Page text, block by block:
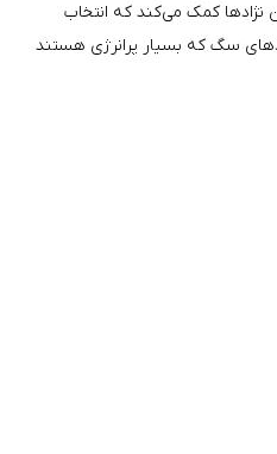
کمک می‌کند که انتخاب
سگ که بسیار پرانرژی هستند